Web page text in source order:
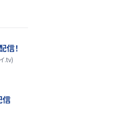
信！
.tv)
信